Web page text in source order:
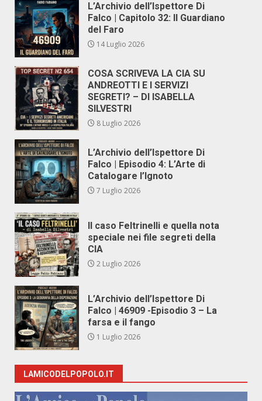
L’Archivio dell’Ispettore Di
Falco | Capitolo 32: Il Guardiano
del Faro
14 Luglio 2026
COSA SCRIVEVA LA CIA SU
ANDREOTTI E I SERVIZI
SEGRETI? – DI ISABELLA
SILVESTRI
8 Luglio 2026
L’Archivio dell’Ispettore Di
Falco | Episodio 4: L’Arte di
Catalogare l’Ignoto
7 Luglio 2026
Il caso Feltrinelli e quella nota
speciale nei file segreti della
CIA
2 Luglio 2026
L’Archivio dell’Ispettore Di
Falco | 46909 -Episodio 3 – La
farsa e il fango
1 Luglio 2026
LAMICODELPOPOLO.IT